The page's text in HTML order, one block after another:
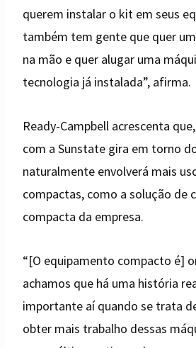
querem instalar o kit em seus
também tem gente que quer
na mão e quer alugar uma
tecnologia já instalada”, afirma.
Ready-Campbell acrescenta
com a Sunstate gira em torno
naturalmente envolverá mais
compactas, como a solução de
compacta da empresa.
“[O equipamento compacto é]
achamos que há uma história
importante aí quando se trata
obter mais trabalho dessas